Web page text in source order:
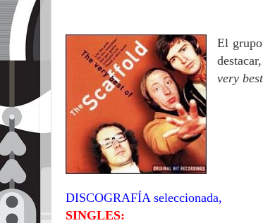
El
destacar,
very
DISCOGRAFÍA seleccionada,
SINGLES: